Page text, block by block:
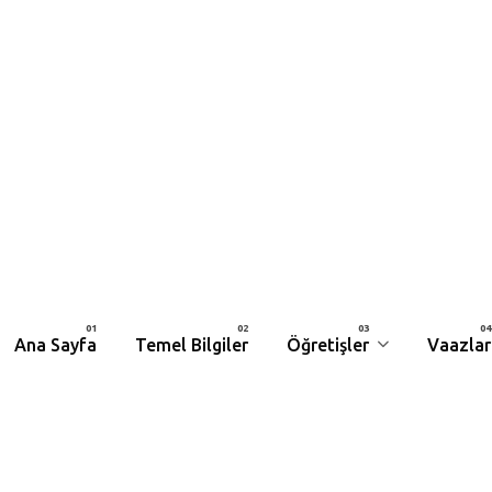
Ana Sayfa Temel Bilgiler Öğretişler Vaazlar